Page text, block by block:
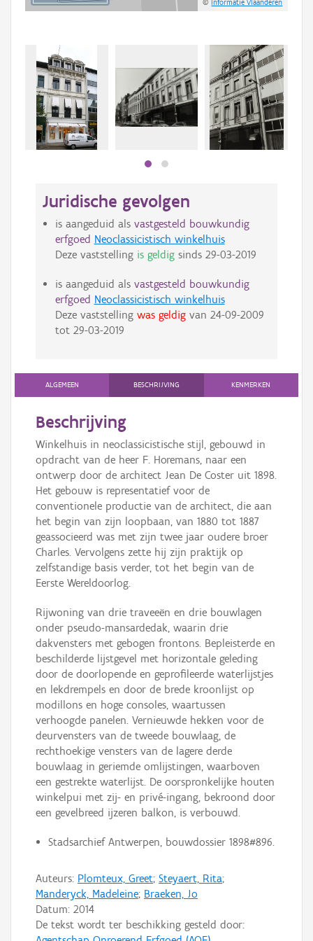
©Informatie Vlaanderen
Juridische gevolgen
is aangeduid als vastgesteld bouwkundig
erfgoed Neoclassicistisch winkelhuis
Deze vaststelling is geldigsinds 29-03-2019
is aangeduid als vastgesteld bouwkundig
erfgoed Neoclassicistisch winkelhuis
Deze vaststelling was geldigvan 24-09-2009
tot 29-03-2019
ALGEMEEN BESCHRIJVING KENMERKEN
Beschrijving
Winkelhuis in neoclassicistische stijl, gebouwd in
opdracht van de heer F. Horemans, naar een
ontwerp door de architect Jean De Coster uit 1898.
Het gebouw is representatief voor de
conventionele productie van de architect, die aan
het begin van zijn loopbaan, van 1880 tot 1887
geassocieerd was met zijn twee jaar oudere broer
Charles. Vervolgens zette hij zijn praktijk op
zelfstandige basis verder, tot het begin van de
Eerste Wereldoorlog.
Rijwoning van drie traveeën en drie bouwlagen
onder pseudo-mansardedak, waarin drie
dakvensters met gebogen frontons. Bepleisterde en
beschilderde lijstgevel met horizontale geleding
door de doorlopende en geprofileerde waterlijstjes
en lekdrempels en door de brede kroonlijst op
modillons en hoge consoles, waartussen
verhoogde panelen. Vernieuwde hekken voor de
deurvensters van de tweede bouwlaag, de
rechthoekige vensters van de lagere derde
bouwlaag in geriemde omlijstingen, waarboven
een gestrekte waterlijst. De oorspronkelijke houten
winkelpui met zij- en privé-ingang, bekroond door
een gevelbreed ijzeren balkon, is verbouwd.
Stadsarchief Antwerpen, bouwdossier 1898#896.
Auteurs: Plomteux, Greet; Steyaert, Rita;
Manderyck, Madeleine; Braeken, Jo
Datum: 2014
De tekst wordt ter beschikking gesteld door: